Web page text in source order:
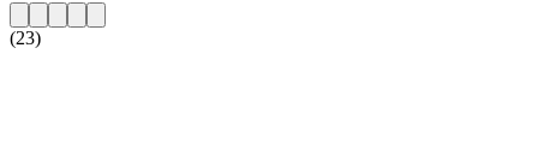
(23)